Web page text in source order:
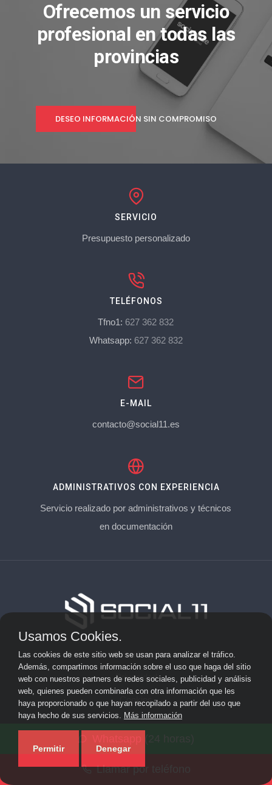
Llamar por teléfono
Ofrecemos un servicio
profesional en todas las
provincias
DESEO INFORMACIÓN SIN COMPROMISO
SERVICIO
Presupuesto personalizado
TELÉFONOS
Tfno1: 627 362 832
Whatsapp: 627 362 832
E-MAIL
contacto@social11.es
ADMINISTRATIVOS CON EXPERIENCIA
Servicio realizado por administrativos y técnicos
en documentación
Aviso Legal
Privacidad
Cookies
posicionamiento web y SEO ·
Usamos Cookies.
Las cookies de este sitio web se usan para analizar el tráfico.
Además, compartimos información sobre el uso que haga del sitio
web con nuestros partners de redes sociales, publicidad y análisis
web, quienes pueden combinarla con otra información que les
haya proporcionado o que hayan recopilado a partir del uso que
haya hecho de sus servicios. Más información
Permitir Denegar